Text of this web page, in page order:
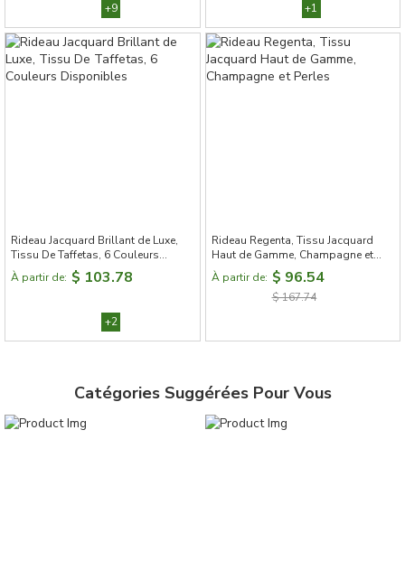
+9
+1
Rideau Jacquard Brillant de Luxe,
Tissu De Taffetas, 6 Couleurs
Disponibles
À partir de: $ 103.78
+2
Rideau Regenta, Tissu Jacquard
Haut de Gamme, Champagne et
Perles
À partir de: $ 96.54
$ 167.74
Catégories Suggérées Pour Vous